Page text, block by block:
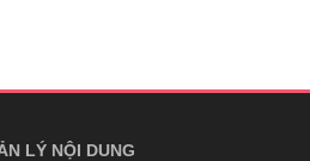
LÝ NỘI DUNG